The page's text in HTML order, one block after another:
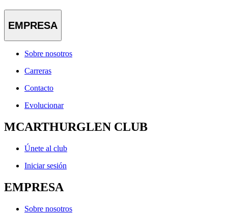
EMPRESA
Sobre nosotros
Carreras
Contacto
Evolucionar
MCARTHURGLEN CLUB
Únete al club
Iniciar sesión
EMPRESA
Sobre nosotros